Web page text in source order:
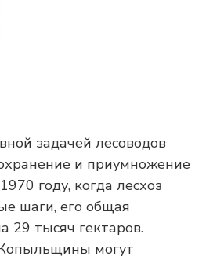
задачей лесоводов
и приумножение
году, когда лесхоз
шаги, его общая
29 тысяч гектаров.
могут